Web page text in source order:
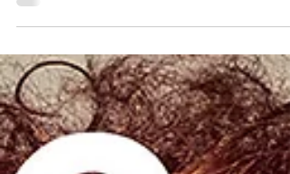
jakiś czas temu w Teatrze 6. Piętro. Tam też
mieliśmy dwie zaprzyjaźnione pary, które
spotykają się, by porozmawiać o jakichś tam
problemach swoich dzieci. W przypadku
„Pacyfistów” mam jednak wrażenie, że
jest znacznie bardziej wielowymiarowa,
bogatsza w różnorodne emocje i <brakuje
mi trochę słowa>, może... bardziej